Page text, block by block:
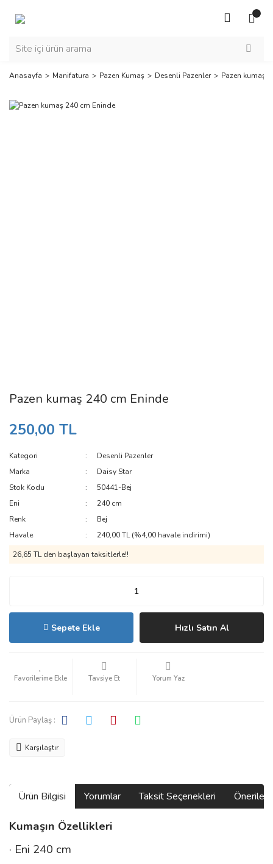
Anasayfa Manifatura Pazen Kumaş Desenli Pazenler Pazen kumaş
Pazen kumaş 240 cm Eninde
250,00 TL
Kategori
Desenli Pazenler
Marka
Daisy Star
Stok Kodu
50441-Bej
Eni
240 cm
Renk
Bej
Havale
240,00 TL (%4,00 havale indirimi)
26,65 TL den başlayan taksitlerle!!
Sepete Ekle Hızlı Satın Al
Tavsiye Et Yorum Yaz
Ürün Paylaş :
Karşılaştır
Ürün Bilgisi Yorumlar Taksit Seçenekleri
Kumaşın Özellikleri
· Eni 240 cm